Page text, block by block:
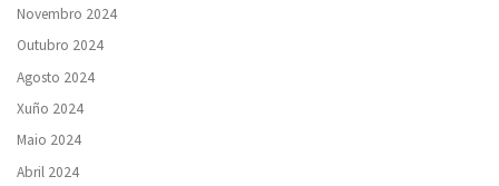
Novembro 2024
Outubro 2024
Agosto 2024
Xuño 2024
Maio 2024
Abril 2024